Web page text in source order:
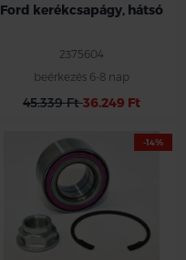
Ford kerékcsapágy, hátsó
2375604
beérkezés 6-8 nap
45.339 Ft36.249 Ft
-14%